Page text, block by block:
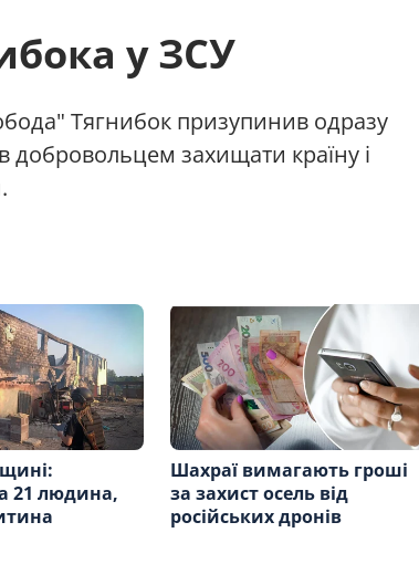
у ЗСУ
Тягнибок призупинив одразу
добровольцем захищати країну і
21 людина,
Шахраї вимагають гроші
за захист осель від
російських дронів